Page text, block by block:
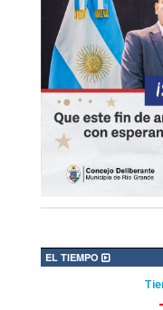
EL TIEMPO